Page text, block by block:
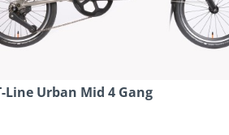
Line Urban Mid 4 Gang